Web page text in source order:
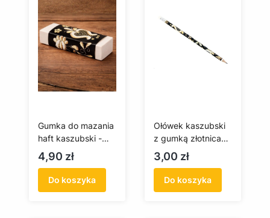
Gumka do mazania
haft kaszubski -
szkoła czepcowa
Cena
4,90 zł
Do koszyka
Ołówek kaszubski
z gumką złotnica
kaszubska
Cena
3,00 zł
Do koszyka